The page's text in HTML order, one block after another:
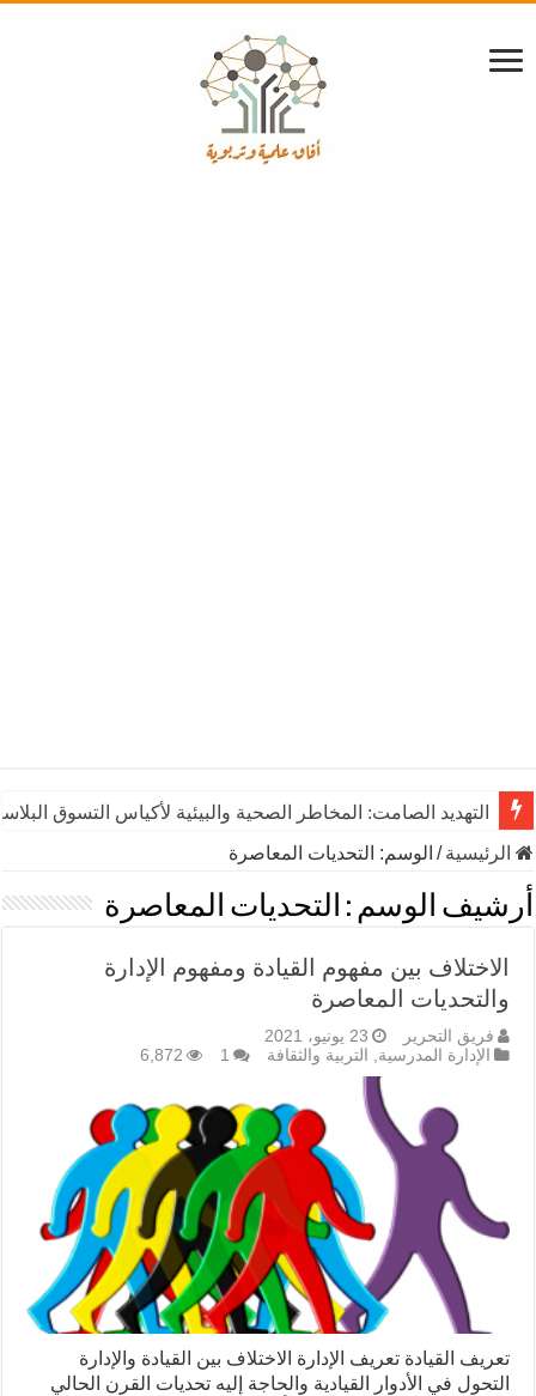
التهديد الصامت: المخاطر الصحية والبيئية لأكياس التسوق
الرئيسية/ الوسم: التحديات المعاصرة
أرشيف الوسم : التحديات المعاصرة
الاختلاف بين مفهوم القيادة ومفهوم الإدارة
والتحديات المعاصرة
فريق التحرير
23 يونيو، 2021
الإدارة المدرسية, التربية والثقافة 1
6,872
تعريف القيادة تعريف الإدارة الاختلاف بين القيادة والإدارة
التحول في الأدوار القيادية والحاجة إليه تحديات القرن الحالي